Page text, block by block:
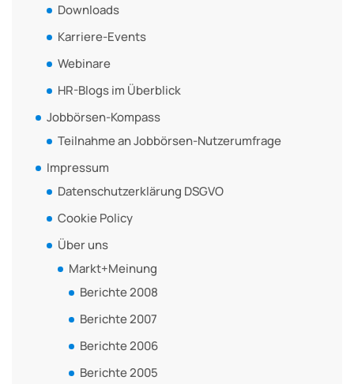
Downloads
Karriere-Events
Webinare
HR-Blogs im Überblick
Jobbörsen-Kompass
Teilnahme an Jobbörsen-Nutzerumfrage
Impressum
Datenschutzerklärung DSGVO
Cookie Policy
Über uns
Markt+Meinung
Berichte 2008
Berichte 2007
Berichte 2006
Berichte 2005